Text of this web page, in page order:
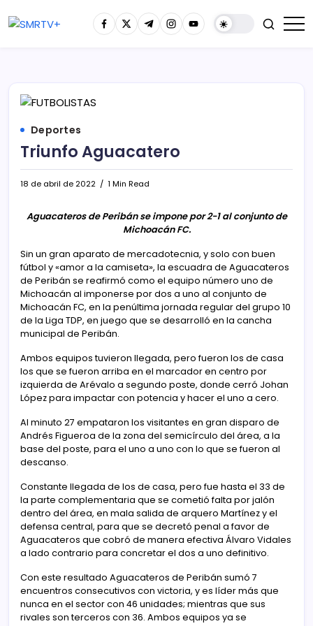
Deportes
Triunfo Aguacatero
18 de abril de 2022 1 Min Read
Aguacateros de Peribán se impone por 2-1 al conjunto de
Michoacán FC.
Sin un gran aparato de mercadotecnia, y solo con buen
fútbol y «amor a la camiseta», la escuadra de Aguacateros
de Peribán se reafirmó como el equipo número uno de
Michoacán al imponerse por dos a uno al conjunto de
Michoacán FC, en la penúltima jornada regular del grupo 10
de la Liga TDP, en juego que se desarrolló en la cancha
municipal de Peribán.
Ambos equipos tuvieron llegada, pero fueron los de casa
los que se fueron arriba en el marcador en centro por
izquierda de Arévalo a segundo poste, donde cerró Johan
López para impactar con potencia y hacer el uno a cero.
Al minuto 27 empataron los visitantes en gran disparo de
Andrés Figueroa de la zona del semicírculo del área, a la
base del poste, para el uno a uno con lo que se fueron al
descanso.
Constante llegada de los de casa, pero fue hasta el 33 de
la parte complementaria que se cometió falta por jalón
dentro del área, en mala salida de arquero Martínez y el
defensa central, para que se decretó penal a favor de
Aguacateros que cobró de manera efectiva Álvaro Vidales
a lado contrario para concretar el dos a uno definitivo.
Con este resultado Aguacateros de Peribán sumó 7
encuentros consecutivos con victoria, y es líder más que
nunca en el sector con 46 unidades; mientras que sus
rivales son terceros con 36. Ambos equipos ya se